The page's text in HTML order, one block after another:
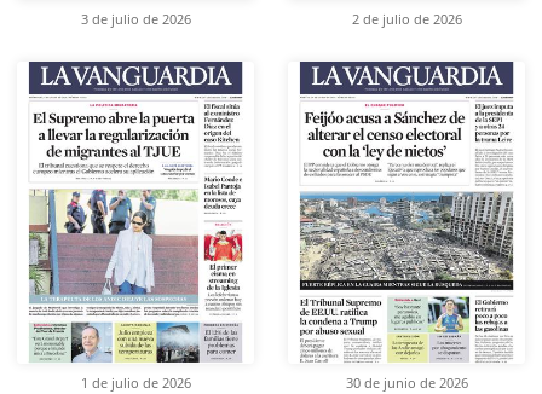
3 de julio de 2026 2 de julio de 2026
1 de julio de 2026 30 de junio de 2026